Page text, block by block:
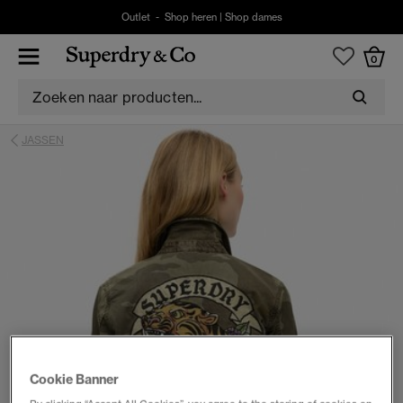
Outlet - Shop heren| Shop dames
0
JASSEN
Cookie Banner